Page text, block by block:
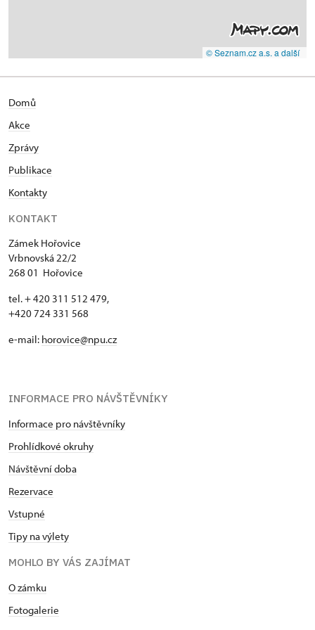
© Seznam.cz a.s. a další
Domů
Akce
Zprávy
Publikace
Kontakty
KONTAKT
Zámek Hořovice
Vrbnovská 22/2
268 01 Hořovice
tel. + 420 311 512 479,
+420 724 331 568
e-mail: horovice@npu.cz
INFORMACE PRO NÁVŠTĚVNÍKY
Informace pro návštěvníky
Prohlídkové okruhy
Návštěvní doba
Rezervace
Vstupné
Tipy na výlety
MOHLO BY VÁS ZAJÍMAT
O zámku
Fotogalerie